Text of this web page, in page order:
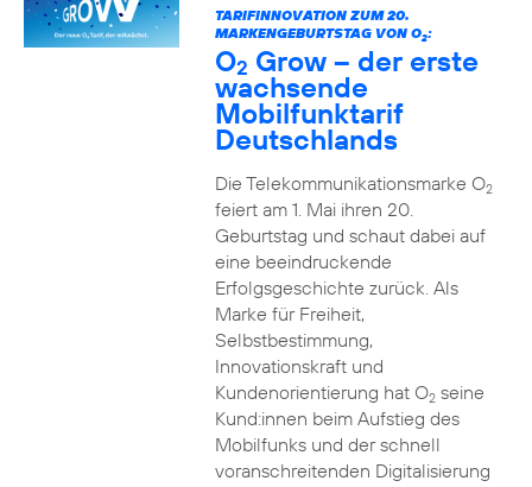
TARIFINNOVATION ZUM 20.
MARKENGEBURTSTAG VON O2:
O2 Grow – der erste
wachsende
Mobilfunktarif
Deutschlands
Die Telekommunikationsmarke O2
feiert am 1. Mai ihren 20.
Geburtstag und schaut dabei auf
eine beeindruckende
Erfolgsgeschichte zurück. Als
Marke für Freiheit,
Selbstbestimmung,
Innovationskraft und
Kundenorientierung hat O2seine
Kund:innen beim Aufstieg des
Mobilfunks und der schnell
voranschreitenden Digitalisierung